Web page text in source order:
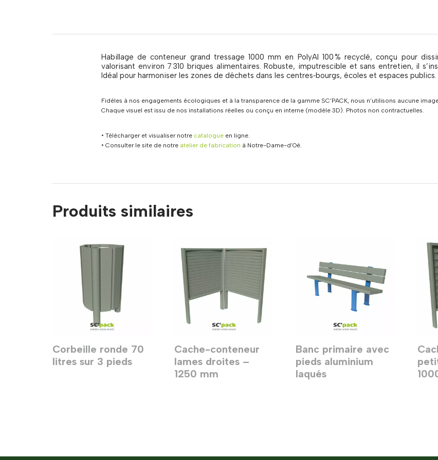
Habillage de conteneur grand tressage 1000 mm en PolyAl 100 % recyclé, conçu pour
valorisant environ 7 310 briques alimentaires. Robuste, imputrescible et sans entretien, il
Idéal pour harmoniser les zones de déchets dans les centres‑bourgs, écoles et espaces publics.
Fidèles à nos engagements écologiques et à la transparence de la gamme SC’PACK, nous n’utilisons aucune
Chaque visuel est issu de nos installations réelles ou conçu en interne (modèle 3D). Photos non contractuelles.
• Télécharger et visualiser notre catalogue en ligne.
• Consulter le site de notre atelier de fabrication à Notre-Dame-d’Oé.
Produits similaires
Corbeille ronde 70
litres sur 3 pieds
Cache-conteneur
lames droites –
1250 mm
Banc primaire avec
pieds aluminium
laqués